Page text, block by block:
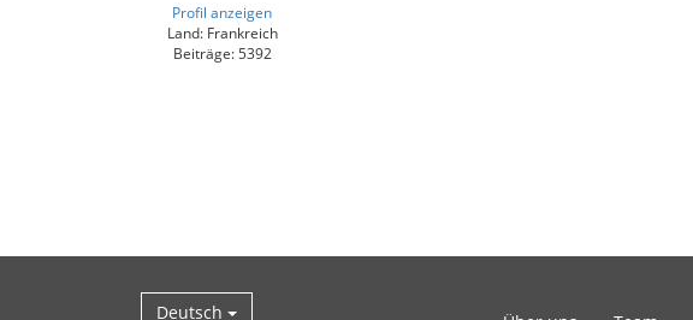
Profil anzeigen
Land: Frankreich
Beiträge: 5392
Deutsch